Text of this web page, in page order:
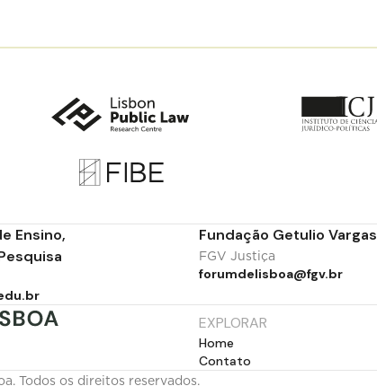
Ensino,
Fundação Getulio Vargas
FGV Justiça
forumdelisboa@fgv.br
EXPLORAR
Home
Contato
Todos os direitos reservados.